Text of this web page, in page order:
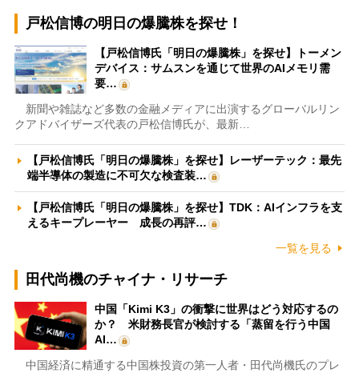
戸松信博の明日の爆騰株を探せ！
【戸松信博氏「明日の爆騰株」を探せ】トーメン
デバイス：サムスンを通じて世界のAIメモリ需
要…
新聞や雑誌など多数の金融メディアに出演するグローバルリン
クアドバイザーズ代表の戸松信博氏が、最新…
【戸松信博氏「明日の爆騰株」を探せ】レーザーテック：最先
端半導体の製造に不可欠な検査装…
【戸松信博氏「明日の爆騰株」を探せ】TDK：AIインフラを支
えるキープレーヤー 成長の再評…
一覧を見る
田代尚機のチャイナ・リサーチ
中国「Kimi K3」の衝撃に世界はどう対応するの
か？ 米財務長官が検討する「蒸留を行う中国
AI…
中国経済に精通する中国株投資の第一人者・田代尚機氏のプレ